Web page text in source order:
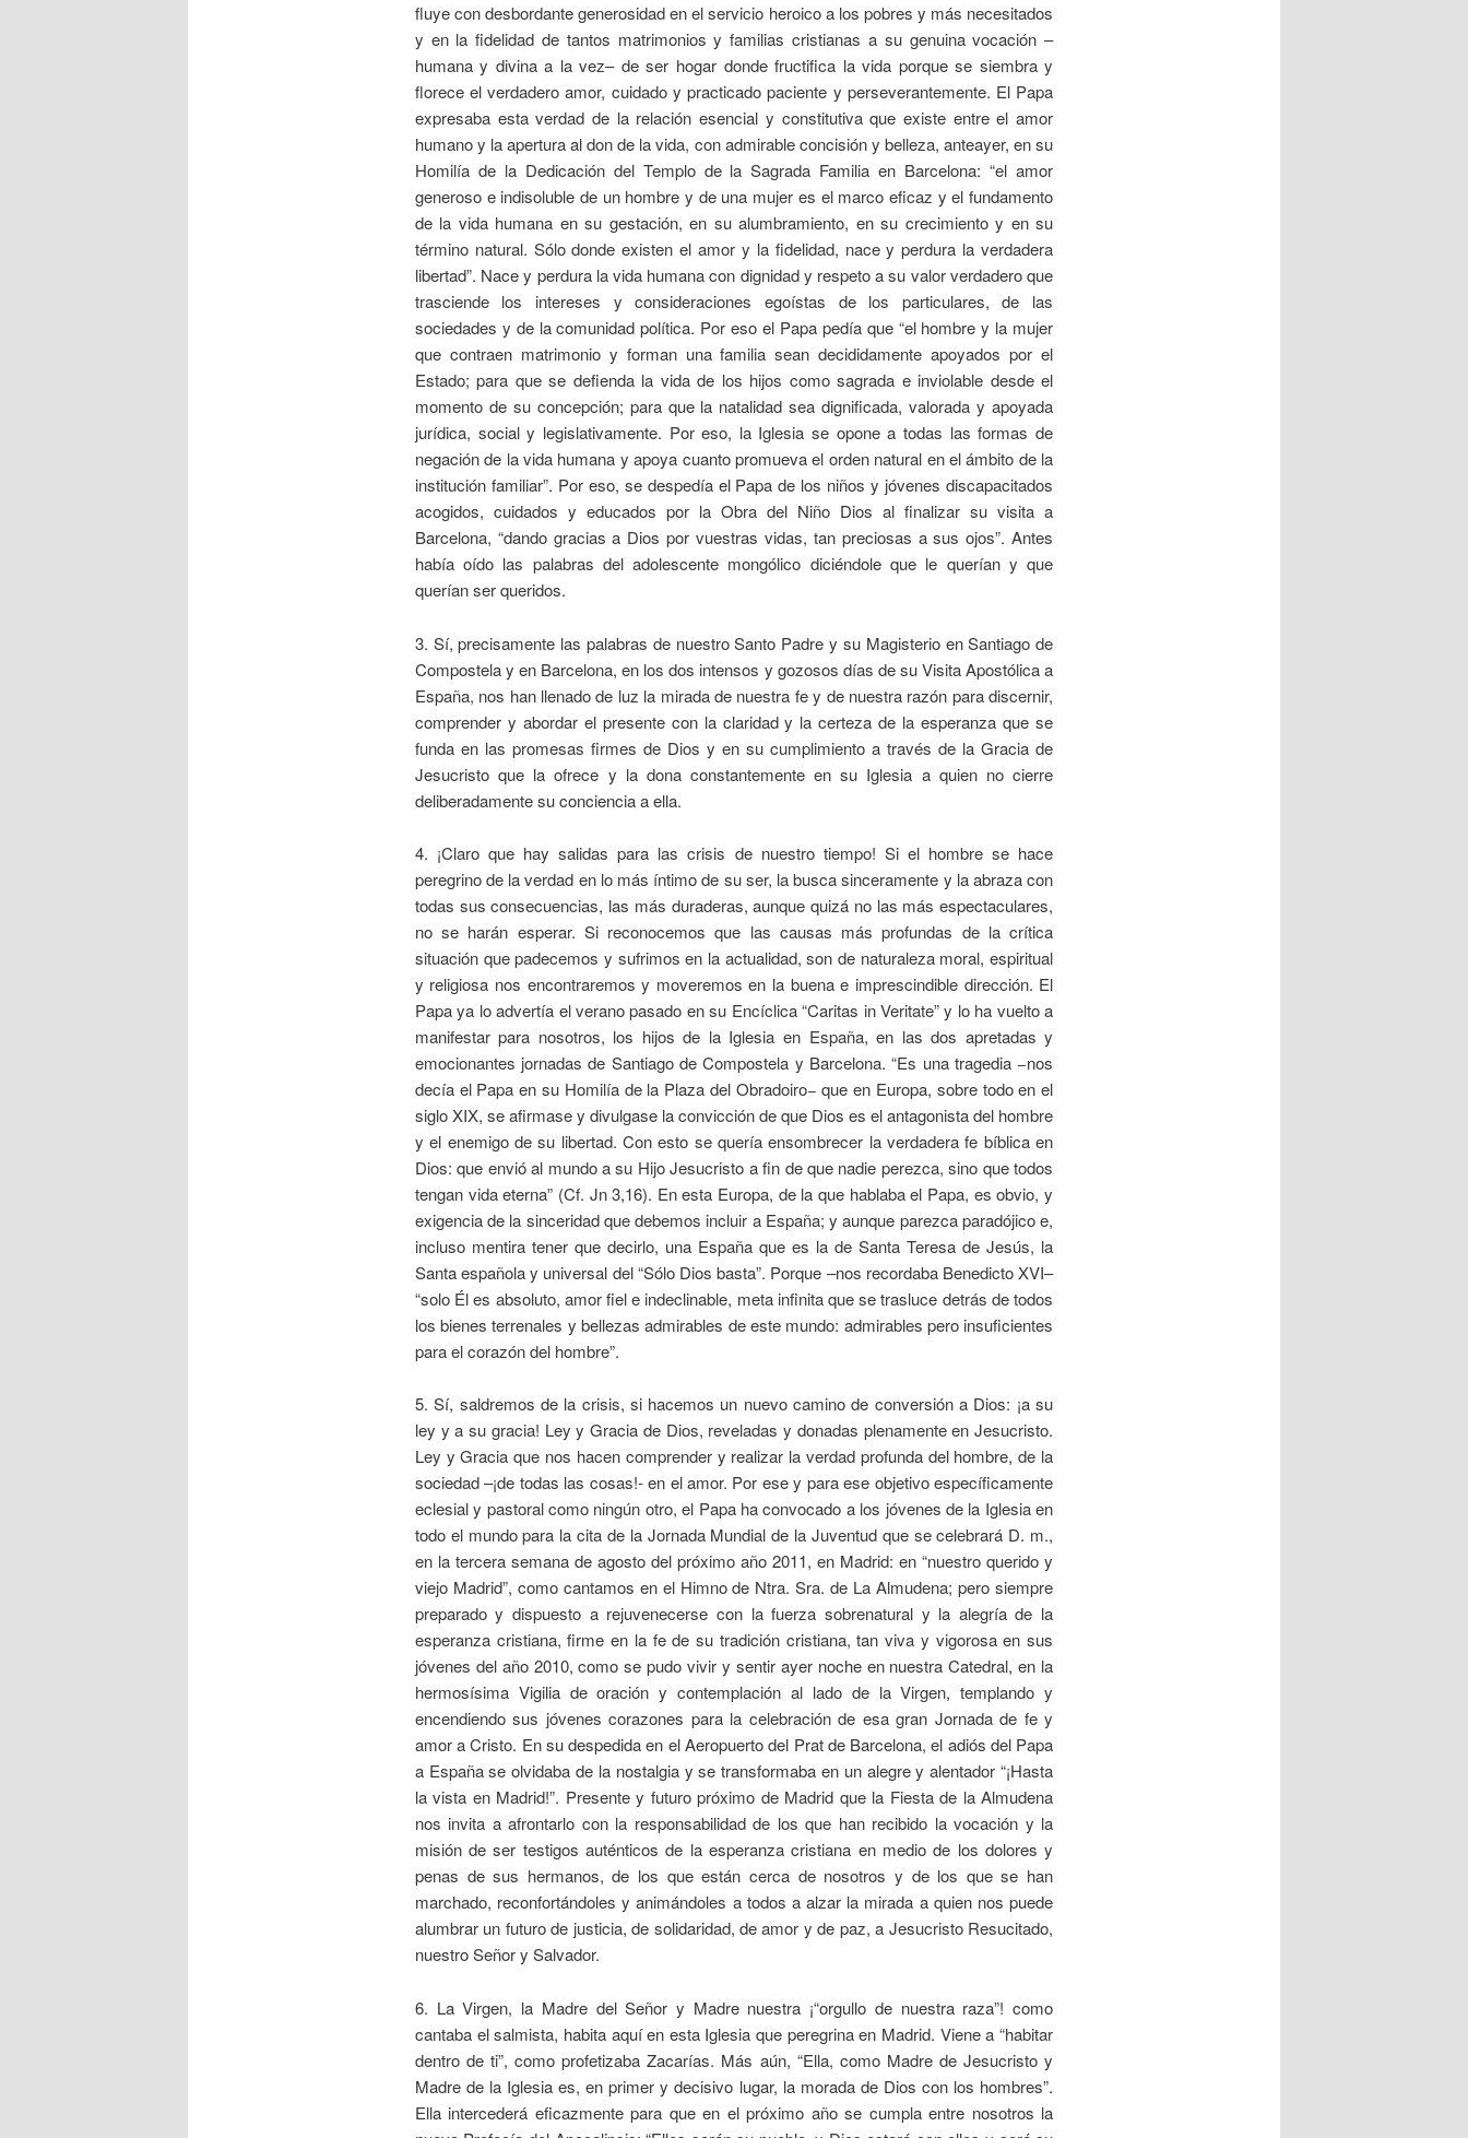
fluye con desbordante generosidad en el servicio heroico a los pobres y más necesitados
y en la fidelidad de tantos matrimonios y familias cristianas a su genuina vocación –
humana y divina a la vez– de ser hogar donde fructifica la vida porque se siembra y
florece el verdadero amor, cuidado y practicado paciente y perseverantemente. El Papa
expresaba esta verdad de la relación esencial y constitutiva que existe entre el amor
humano y la apertura al don de la vida, con admirable concisión y belleza, anteayer, en su
Homilía de la Dedicación del Templo de la Sagrada Familia en Barcelona: “el amor
generoso e indisoluble de un hombre y de una mujer es el marco eficaz y el fundamento
de la vida humana en su gestación, en su alumbramiento, en su crecimiento y en su
término natural. Sólo donde existen el amor y la fidelidad, nace y perdura la verdadera
libertad”. Nace y perdura la vida humana con dignidad y respeto a su valor verdadero que
trasciende los intereses y consideraciones egoístas de los particulares, de las
sociedades y de la comunidad política. Por eso el Papa pedía que “el hombre y la mujer
que contraen matrimonio y forman una familia sean decididamente apoyados por el
Estado; para que se defienda la vida de los hijos como sagrada e inviolable desde el
momento de su concepción; para que la natalidad sea dignificada, valorada y apoyada
jurídica, social y legislativamente. Por eso, la Iglesia se opone a todas las formas de
negación de la vida humana y apoya cuanto promueva el orden natural en el ámbito de la
institución familiar”. Por eso, se despedía el Papa de los niños y jóvenes discapacitados
acogidos, cuidados y educados por la Obra del Niño Dios al finalizar su visita a
Barcelona, “dando gracias a Dios por vuestras vidas, tan preciosas a sus ojos”. Antes
había oído las palabras del adolescente mongólico diciéndole que le querían y que
querían ser queridos.
3. Sí, precisamente las palabras de nuestro Santo Padre y su Magisterio en Santiago de
Compostela y en Barcelona, en los dos intensos y gozosos días de su Visita Apostólica a
España, nos han llenado de luz la mirada de nuestra fe y de nuestra razón para discernir,
comprender y abordar el presente con la claridad y la certeza de la esperanza que se
funda en las promesas firmes de Dios y en su cumplimiento a través de la Gracia de
Jesucristo que la ofrece y la dona constantemente en su Iglesia a quien no cierre
deliberadamente su conciencia a ella.
4. ¡Claro que hay salidas para las crisis de nuestro tiempo! Si el hombre se hace
peregrino de la verdad en lo más íntimo de su ser, la busca sinceramente y la abraza con
todas sus consecuencias, las más duraderas, aunque quizá no las más espectaculares,
no se harán esperar. Si reconocemos que las causas más profundas de la crítica
situación que padecemos y sufrimos en la actualidad, son de naturaleza moral, espiritual
y religiosa nos encontraremos y moveremos en la buena e imprescindible dirección. El
Papa ya lo advertía el verano pasado en su Encíclica “Caritas in Veritate” y lo ha vuelto a
manifestar para nosotros, los hijos de la Iglesia en España, en las dos apretadas y
emocionantes jornadas de Santiago de Compostela y Barcelona. “Es una tragedia −nos
decía el Papa en su Homilía de la Plaza del Obradoiro− que en Europa, sobre todo en el
siglo XIX, se afirmase y divulgase la convicción de que Dios es el antagonista del hombre
y el enemigo de su libertad. Con esto se quería ensombrecer la verdadera fe bíblica en
Dios: que envió al mundo a su Hijo Jesucristo a fin de que nadie perezca, sino que todos
tengan vida eterna” (Cf. Jn 3,16). En esta Europa, de la que hablaba el Papa, es obvio, y
exigencia de la sinceridad que debemos incluir a España; y aunque parezca paradójico e,
incluso mentira tener que decirlo, una España que es la de Santa Teresa de Jesús, la
Santa española y universal del “Sólo Dios basta”. Porque –nos recordaba Benedicto XVI–
“solo Él es absoluto, amor fiel e indeclinable, meta infinita que se trasluce detrás de todos
los bienes terrenales y bellezas admirables de este mundo: admirables pero insuficientes
para el corazón del hombre”.
5. Sí, saldremos de la crisis, si hacemos un nuevo camino de conversión a Dios: ¡a su
ley y a su gracia! Ley y Gracia de Dios, reveladas y donadas plenamente en Jesucristo.
Ley y Gracia que nos hacen comprender y realizar la verdad profunda del hombre, de la
sociedad –¡de todas las cosas!- en el amor. Por ese y para ese objetivo específicamente
eclesial y pastoral como ningún otro, el Papa ha convocado a los jóvenes de la Iglesia en
todo el mundo para la cita de la Jornada Mundial de la Juventud que se celebrará D. m.,
en la tercera semana de agosto del próximo año 2011, en Madrid: en “nuestro querido y
viejo Madrid”, como cantamos en el Himno de Ntra. Sra. de La Almudena; pero siempre
preparado y dispuesto a rejuvenecerse con la fuerza sobrenatural y la alegría de la
esperanza cristiana, firme en la fe de su tradición cristiana, tan viva y vigorosa en sus
jóvenes del año 2010, como se pudo vivir y sentir ayer noche en nuestra Catedral, en la
hermosísima Vigilia de oración y contemplación al lado de la Virgen, templando y
encendiendo sus jóvenes corazones para la celebración de esa gran Jornada de fe y
amor a Cristo. En su despedida en el Aeropuerto del Prat de Barcelona, el adiós del Papa
a España se olvidaba de la nostalgia y se transformaba en un alegre y alentador “¡Hasta
la vista en Madrid!”. Presente y futuro próximo de Madrid que la Fiesta de la Almudena
nos invita a afrontarlo con la responsabilidad de los que han recibido la vocación y la
misión de ser testigos auténticos de la esperanza cristiana en medio de los dolores y
penas de sus hermanos, de los que están cerca de nosotros y de los que se han
marchado, reconfortándoles y animándoles a todos a alzar la mirada a quien nos puede
alumbrar un futuro de justicia, de solidaridad, de amor y de paz, a Jesucristo Resucitado,
nuestro Señor y Salvador.
6. La Virgen, la Madre del Señor y Madre nuestra ¡“orgullo de nuestra raza”! como
cantaba el salmista, habita aquí en esta Iglesia que peregrina en Madrid. Viene a “habitar
dentro de ti”, como profetizaba Zacarías. Más aún, “Ella, como Madre de Jesucristo y
Madre de la Iglesia es, en primer y decisivo lugar, la morada de Dios con los hombres”.
Ella intercederá eficazmente para que en el próximo año se cumpla entre nosotros la